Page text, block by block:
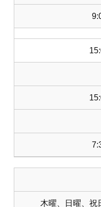
木曜、日曜、祝